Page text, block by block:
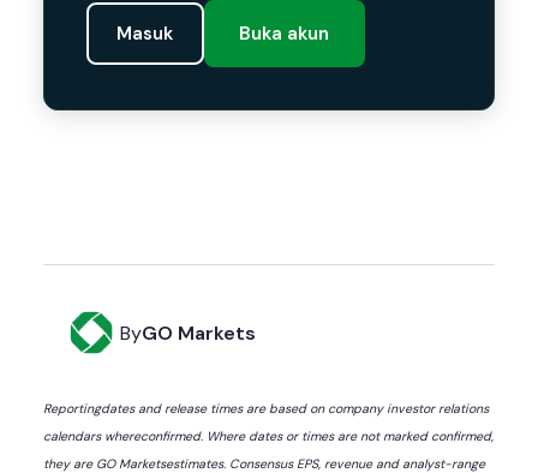
Masuk Buka akun
ByGO Markets
Reportingdates and release times are based on company investor relations
calendars whereconfirmed. Where dates or times are not marked confirmed,
they are GO Marketsestimates. Consensus EPS, revenue and analyst-range